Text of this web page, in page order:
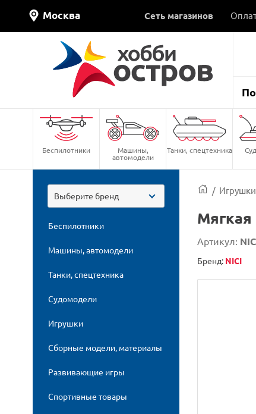
Москва Сеть магазинов
Беспилотники Машины,
автомодели
Танки, спецтехника
Выберите бренд
Беспилотники
Машины, автомодели
Танки, спецтехника
Судомодели
Игрушки
Сборные модели, материалы
Развивающие игры
Спортивные товары
/ Игрушки
Мягкая
Артикул:
Бренд: NICI